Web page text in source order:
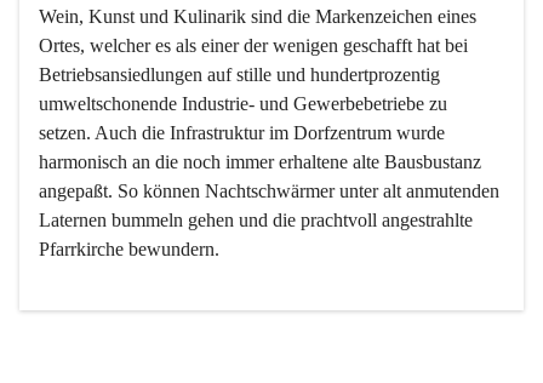
Wein, Kunst und Kulinarik sind die Markenzeichen eines
Ortes, welcher es als einer der wenigen geschafft hat bei
Betriebsansiedlungen auf stille und hundertprozentig
umweltschonende Industrie- und Gewerbebetriebe zu
setzen. Auch die Infrastruktur im Dorfzentrum wurde
harmonisch an die noch immer erhaltene alte Bausbustanz
angepaßt. So können Nachtschwärmer unter alt anmutenden
Laternen bummeln gehen und die prachtvoll angestrahlte
Pfarrkirche bewundern.
Der Weinbau dominert heute nicht mehr, ist aber integrativer